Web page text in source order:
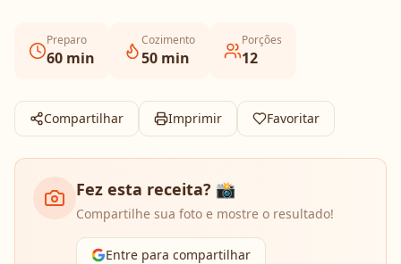
Preparo
60 min
Cozimento
50 min
Porções
12
Compartilhar Imprimir Favoritar
Fez esta receita? 📸
Compartilhe sua foto e mostre o resultado!
Entre para compartilhar